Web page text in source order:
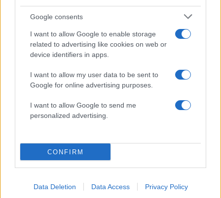
Google consents
I want to allow Google to enable storage
related to advertising like cookies on web or
device identifiers in apps.
I want to allow my user data to be sent to
Google for online advertising purposes.
I want to allow Google to send me
personalized advertising.
CONFIRM
Data Deletion Data Access Privacy Policy
13:30